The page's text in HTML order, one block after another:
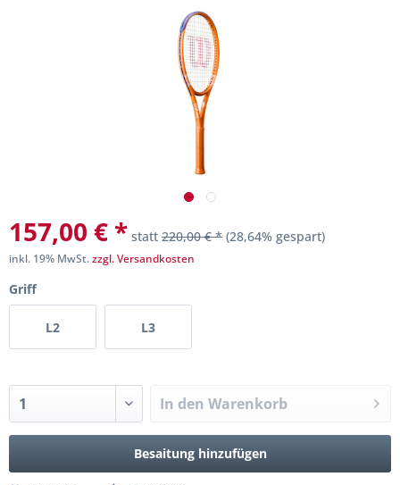
157,00 € * statt 220,00 € * (28,64% gespart)
inkl. 19% MwSt.zzgl. Versandkosten
Griff
L2 L3
In den Warenkorb
Besaitung hinzufügen